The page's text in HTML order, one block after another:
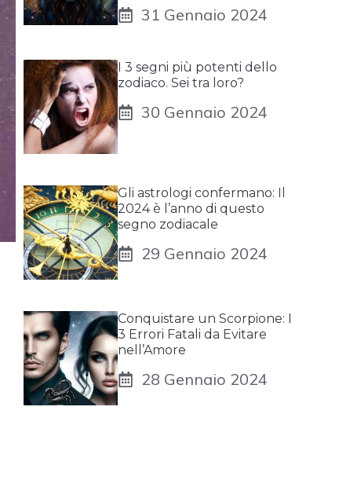
31 Gennaio 2024
I 3 segni più potenti dello
zodiaco. Sei tra loro?
30 Gennaio 2024
Gli astrologi confermano: Il
2024 è l’anno di questo
segno zodiacale
29 Gennaio 2024
Conquistare un Scorpione: I
3 Errori Fatali da Evitare
nell’Amore
28 Gennaio 2024